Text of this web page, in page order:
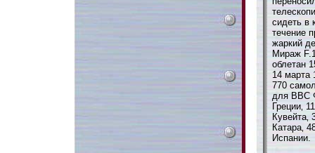
сидеть в
течение
жаркий
Мираж
облетан
14 марта
770
для ВВС
Греции‚
Катара‚
Испании.